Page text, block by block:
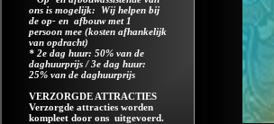
ons is mogelijk: Wij helpen bij
de op- en afbouw met 1
persoon mee (kosten afhankelijk
van opdracht)
* 2e dag huur: 50% van de
daghuurprijs / 3e dag huur:
25% van de daghuurprijs
VERZORGDE ATTRACTIES
Verzorgde attracties worden
kompleet door ons uitgevoerd.